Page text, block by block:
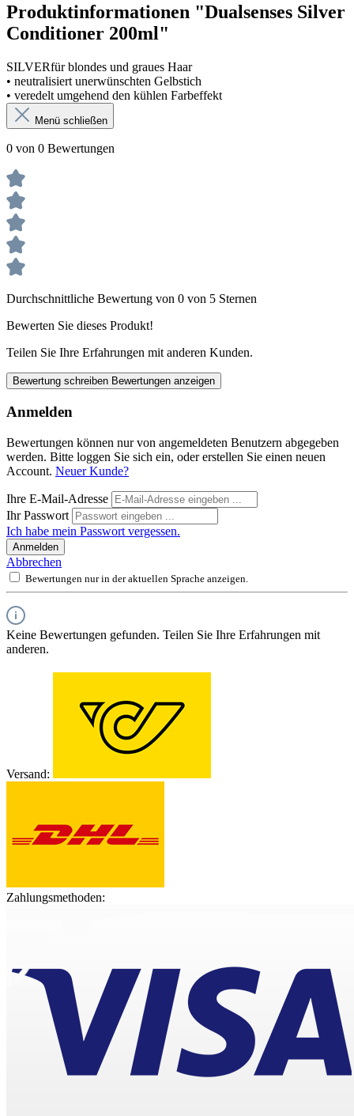
Produktinformationen "Dualsenses Silver
Conditioner 200ml"
SILVERfür blondes und graues Haar
• neutralisiert unerwünschten Gelbstich
• veredelt umgehend den kühlen Farbeffekt
Menü schließen
0 von 0 Bewertungen
Durchschnittliche Bewertung von 0 von 5 Sternen
Bewerten Sie dieses Produkt!
Teilen Sie Ihre Erfahrungen mit anderen Kunden.
Bewertung schreiben Bewertungen anzeigen
Anmelden
Bewertungen können nur von angemeldeten Benutzern abgegeben
werden. Bitte loggen Sie sich ein, oder erstellen Sie einen neuen
Account. Neuer Kunde?
Ihre E-Mail-Adresse
Ihr Passwort
Ich habe mein Passwort vergessen.
Anmelden
Abbrechen
Bewertungen nur in der aktuellen Sprache anzeigen.
Keine Bewertungen gefunden. Teilen Sie Ihre Erfahrungen mit
anderen.
Versand:
Zahlungsmethoden: